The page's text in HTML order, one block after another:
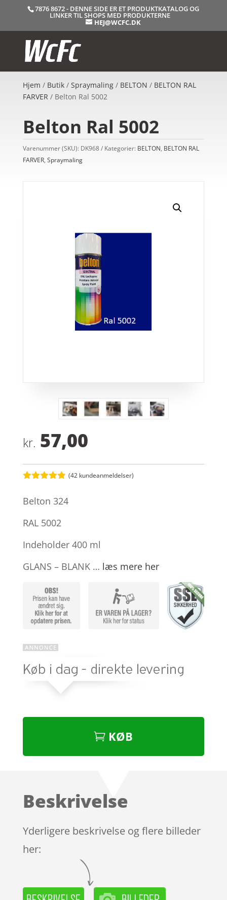
7876 8672 - DENNE SIDE ER ET PRODUKTKATALOG OG
LINKER TIL SHOPS MED PRODUKTERNE
HEJ@WCFC.DK
Hjem / Butik/ Spraymaling/ BELTON / BELTON RAL
FARVER/ Belton Ral 5002
Belton Ral 5002
Varenummer (SKU): DK968 Kategorier: BELTON, BELTON RAL
FARVER, Spraymaling
kr. 57,00
ud af 5
kundebedøm
melser
(42 kundeanmeldelser)
Belton 324
RAL 5002
Indeholder 400 ml
GLANS – BLANK … læs mere her
KØB
Beskrivelse
Yderligere beskrivelse og flere billeder
her: